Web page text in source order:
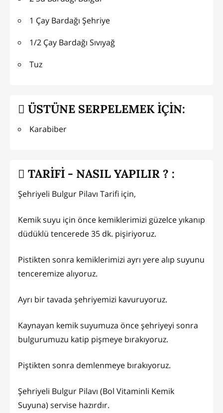
1 Çay Bardağı Şehriye
1/2 Çay Bardağı Sıvıyağ
Tuz
ÜSTÜNE SERPELEMEK İÇİN:
Karabiber
TARİFİ - NASIL YAPILIR ? :
Şehriyeli Bulgur Pilavı Tarifi için,
Kemik suyu için önce kemiklerimizi güzelce yıkanıp
düdüklü tencerede 35 dk. pişiriyoruz.
Pistikten sonra kemiklerimizi ayrı yere alıp suyunu
tenceremize alıyoruz.
Ayrı bir tavada şehriyemizi kavuruyoruz.
Kaynayan kemik suyumuza önce şehriyeyi sonra
bulgurumuzu katip pişmeye bırakıyoruz.
Piştikten sonra demlenmeye bırakıyoruz.
Şehriyeli Bulgur Pilavı (Bol Vitaminli Kemik
Suyuna) servise hazırdır.